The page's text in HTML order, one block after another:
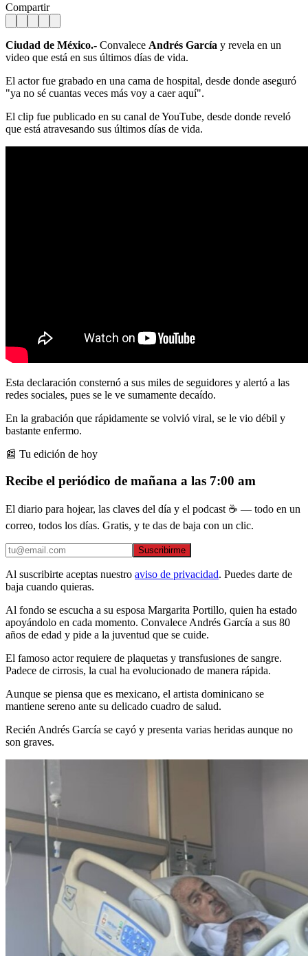
Compartir
Ciudad de México.- Convalece Andrés García y revela en un
video que está en sus últimos días de vida.
El actor fue grabado en una cama de hospital, desde donde aseguró
"ya no sé cuantas veces más voy a caer aquí".
El clip fue publicado en su canal de YouTube, desde donde reveló
que está atravesando sus últimos días de vida.
Esta declaración consternó a sus miles de seguidores y alertó a las
redes sociales, pues se le ve sumamente decaído.
En la grabación que rápidamente se volvió viral, se le vio débil y
bastante enfermo.
📰 Tu edición de hoy
Recibe el periódico de mañana a las 7:00 am
El diario para hojear, las claves del día y el podcast ☕ — todo en un
correo, todos los días. Gratis, y te das de baja con un clic.
Suscribirme
Al suscribirte aceptas nuestro aviso de privacidad. Puedes darte de
baja cuando quieras.
Al fondo se escucha a su esposa Margarita Portillo, quien ha estado
apoyándolo en cada momento. Convalece Andrés García a sus 80
años de edad y pide a la juventud que se cuide.
El famoso actor requiere de plaquetas y transfusiones de sangre.
Padece de cirrosis, la cual ha evolucionado de manera rápida.
Aunque se piensa que es mexicano, el artista dominicano se
mantiene sereno ante su delicado cuadro de salud.
Recién Andrés García se cayó y presenta varias heridas aunque no
son graves.